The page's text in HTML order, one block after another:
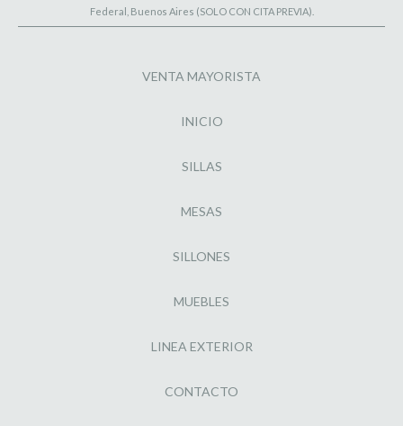
Federal, Buenos Aires (SOLO CON CITA PREVIA).
VENTA MAYORISTA
INICIO
SILLAS
MESAS
SILLONES
MUEBLES
LINEA EXTERIOR
CONTACTO